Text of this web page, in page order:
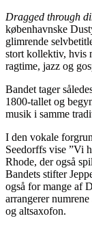
Dragged through
københavnske
glimrende
stort kollektiv, hvis
ragtime, jazz og
Bandet tager
1800-tallet og
musik i samme
I den vokale
Seedorffs vise ”Vi
Rhode, der også
Bandets stifter
også for mange af
arrangerer
og altsaxofon.